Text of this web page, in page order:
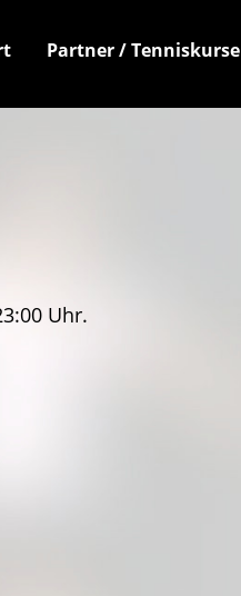
Partner / Tenniskurse
Uhr.